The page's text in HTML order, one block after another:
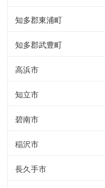
知多郡東浦町
知多郡武豊町
高浜市
知立市
碧南市
稲沢市
長久手市